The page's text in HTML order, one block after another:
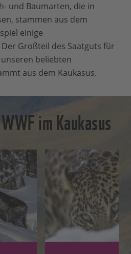
und Baumarten, die in
stammen aus dem
einige
Der Großteil des Saatguts für
beliebten
aus dem Kaukasus.
im Kaukasus